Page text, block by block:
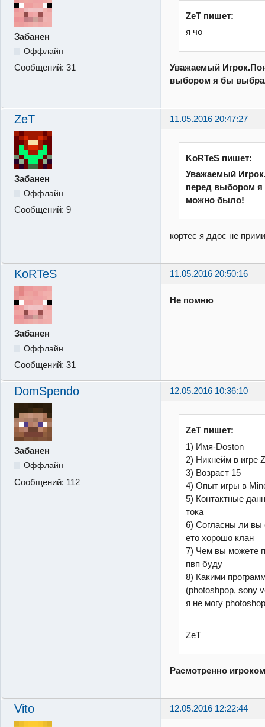
Забанен
Оффлайн
Сообщений: 31
ZeT пишет:
я чо
Уважаемый
выбором я бы
ZeT 11.05.2016 20:47:27
Забанен
Оффлайн
Сообщений: 9
KoRTeS пишет:
Уважаемый
перед выбором
можно было!
кортес я ддос не
KoRTeS 11.05.2016 20:50:16
Забанен
Оффлайн
Сообщений: 31
Не помню
DomSpendo 12.05.2016 10:36:10
Забанен
Оффлайн
Сообщений: 112
ZeT пишет:
1) Имя-Doston
2) Никнейм в игре
3) Возраст 15
4) Опыт игры в
5) Контактные
тока
6) Согласны ли вы
ето хорошо клан
7) Чем вы можете
пвп буду
8) Какими
(photoshpop, sony
я не могу
ZeT
Расмотренно
Vito 12.05.2016 12:22:44